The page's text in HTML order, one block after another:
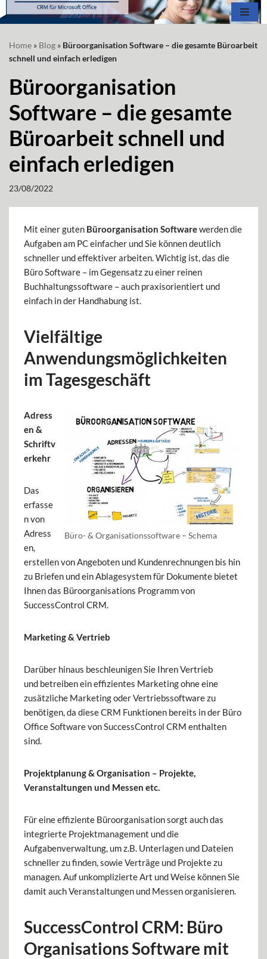
Inhalt
springen
Home » Blog » Büroorganisation Software – die gesamte Büroarbeit
schnell und einfach erledigen
Büroorganisation
Software – die gesamte
Büroarbeit schnell und
einfach erledigen
23/08/2022
Mit einer guten Büroorganisation Softwarewerden die
Aufgaben am PC einfacher und Sie können deutlich
schneller und effektiver arbeiten. Wichtig ist, das die
Büro Software – im Gegensatz zu einer reinen
Buchhaltungssoftware – auch praxisorientiert und
einfach in der Handhabung ist.
Vielfältige
Anwendungsmöglichkeiten
im Tagesgeschäft
Büro- & Organisationssoftware – Schema
Adress
en &
Schriftv
erkehr
Das
erfasse
n von
Adress
en,
erstellen von Angeboten und Kundenrechnungen bis hin
zu Briefen und ein Ablagesystem für Dokumente bietet
Ihnen das Büroorganisations Programm von
SuccessControl CRM.
Marketing & Vertrieb
Darüber hinaus beschleunigen Sie Ihren Vertrieb
und betreiben ein effizientes Marketing ohne eine
zusätzliche Marketing oder Vertriebssoftware zu
benötigen, da diese CRM Funktionen bereits in der Büro
Office Software von SuccessControl CRM enthalten
sind.
Projektplanung & Organisation – Projekte,
Veranstaltungen und Messen etc.
Für eine effiziente Büroorganisation sorgt auch das
integrierte Projektmanagement und die
Aufgabenverwaltung, um z.B. Unterlagen und Dateien
schneller zu finden, sowie Verträge und Projekte zu
managen. Auf unkomplizierte Art und Weise können Sie
damit auch Veranstaltungen und Messen organisieren.
SuccessControl CRM: Büro
Organisations Software mit